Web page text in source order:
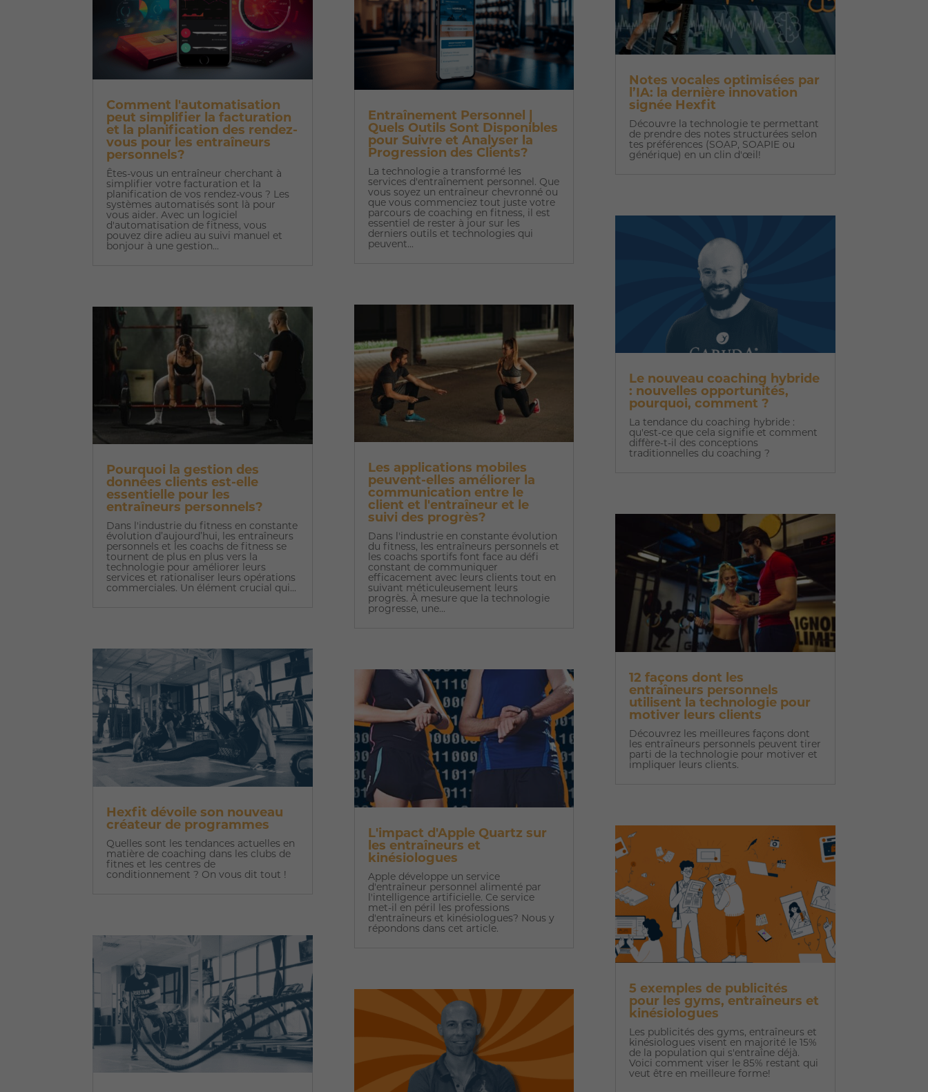
Comment l'automatisation
peut simplifier la facturation
et la planification des rendez-
vous pour les entraîneurs
personnels?
Êtes-vous un entraîneur cherchant à
simplifier votre facturation et la
planification de vos rendez-vous ? Les
systèmes automatisés sont là pour
vous aider. Avec un logiciel
d'automatisation de fitness, vous
pouvez dire adieu au suivi manuel et
bonjour à une gestion...
Pourquoi la gestion des
données clients est-elle
essentielle pour les
entraîneurs personnels?
Dans l'industrie du fitness en constante
évolution d’aujourd’hui, les entraîneurs
personnels et les coachs de fitness se
tournent de plus en plus vers la
technologie pour améliorer leurs
services et rationaliser leurs opérations
commerciales. Un élément crucial qui...
Hexfit dévoile son nouveau
créateur de programmes
Quelles sont les tendances actuelles en
matière de coaching dans les clubs de
fitnes et les centres de
conditionnement ? On vous dit tout !
Entraînement Personnel |
Quels Outils Sont Disponibles
pour Suivre et Analyser la
Progression des Clients?
La technologie a transformé les
services d'entraînement personnel. Que
vous soyez un entraîneur chevronné ou
que vous commenciez tout juste votre
parcours de coaching en fitness, il est
essentiel de rester à jour sur les
derniers outils et technologies qui
peuvent...
Les applications mobiles
peuvent-elles améliorer la
communication entre le
client et l'entraîneur et le
suivi des progrès?
Dans l'industrie en constante évolution
du fitness, les entraîneurs personnels et
les coachs sportifs font face au défi
constant de communiquer
efficacement avec leurs clients tout en
suivant méticuleusement leurs
progrès. À mesure que la technologie
progresse, une...
L'impact d'Apple Quartz sur
les entraîneurs et
kinésiologues
Apple développe un service
d'entraîneur personnel alimenté par
l'intelligence artificielle. Ce service
met-il en péril les professions
d'entraîneurs et kinésiologues? Nous y
répondons dans cet article.
Notes vocales optimisées par
l’IA: la dernière innovation
signée Hexfit
Découvre la technologie te permettant
de prendre des notes structurées selon
tes préférences (SOAP, SOAPIE ou
générique) en un clin d'œil!
Le nouveau coaching hybride
: nouvelles opportunités,
pourquoi, comment ?
La tendance du coaching hybride :
qu'est-ce que cela signifie et comment
diffère-t-il des conceptions
traditionnelles du coaching ?
12 façons dont les
entraîneurs personnels
utilisent la technologie pour
motiver leurs clients
Découvrez les meilleures façons dont
les entraîneurs personnels peuvent tirer
parti de la technologie pour motiver et
impliquer leurs clients.
5 exemples de publicités
pour les gyms, entraîneurs et
kinésiologues
Les publicités des gyms, entraîneurs et
kinésiologues visent en majorité le 15%
de la population qui s'entraîne déjà.
Voici comment viser le 85% restant qui
veut être en meilleure forme!